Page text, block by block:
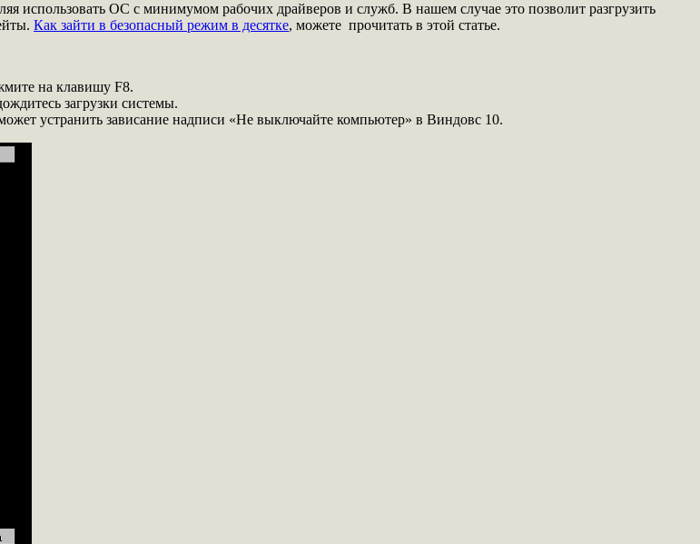
использовать ОС с минимумом рабочих драйверов и служб. В нашем случае это позволит разгрузить
Как зайти в безопасный режим в десятке, можете прочитать в этой статье.
на клавишу F8.
загрузки системы.
устранить зависание надписи «Не выключайте компьютер» в Виндовс 10.